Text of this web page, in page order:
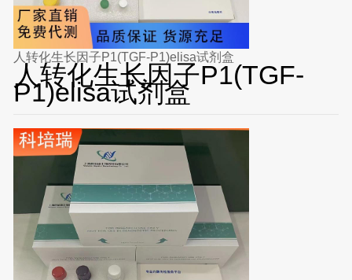
人转化生长因子P1(TGF-P1)elisa试剂盒
人转化生长因子P1(TGF-
P1)elisa试剂盒